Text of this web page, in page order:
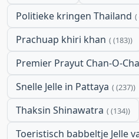
Politieke kringen Thailand
Prachuap khiri khan (183)
Premier Prayut Chan-O-Cha
Snelle Jelle in Pattaya (237)
Thaksin Shinawatra (134)
Toeristisch babbeltje Jelle